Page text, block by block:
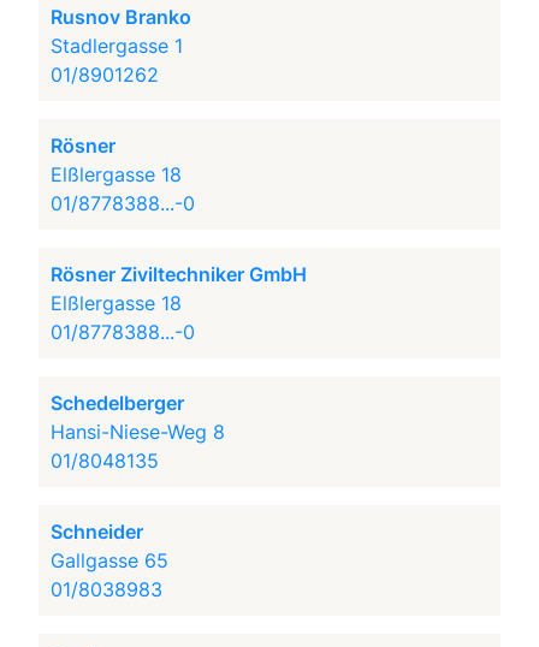
Rusnov Branko
Stadlergasse 1
01/8901262
Rösner
Elßlergasse 18
01/8778388...-0
Rösner Ziviltechniker GmbH
Elßlergasse 18
01/8778388...-0
Schedelberger
Hansi-Niese-Weg 8
01/8048135
Schneider
Gallgasse 65
01/8038983